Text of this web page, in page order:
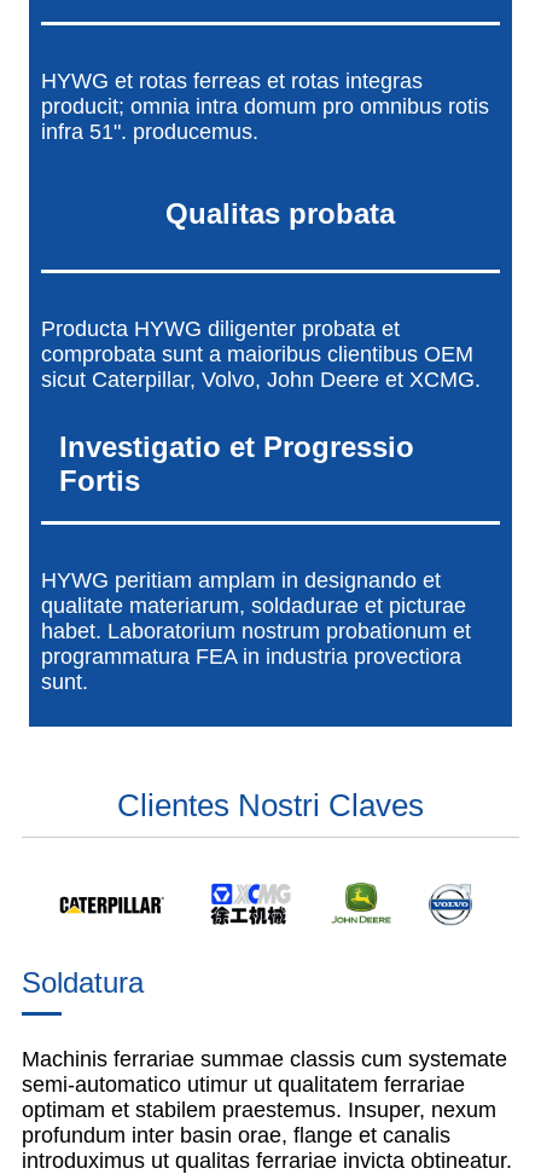
HYWG et rotas ferreas et rotas integras
producit; omnia intra domum pro omnibus rotis
infra 51". producemus.
Qualitas probata
Producta HYWG diligenter probata et
comprobata sunt a maioribus clientibus OEM
sicut Caterpillar, Volvo, John Deere et XCMG.
Investigatio et Progressio
Fortis
HYWG peritiam amplam in designando et
qualitate materiarum, soldadurae et picturae
habet. Laboratorium nostrum probationum et
programmatura FEA in industria provectiora
sunt.
Clientes Nostri Claves
Soldatura
Machinis ferrariae summae classis cum systemate
semi-automatico utimur ut qualitatem ferrariae
optimam et stabilem praestemus. Insuper, nexum
profundum inter basin orae, flange et canalis
introduximus ut qualitas ferrariae invicta obtineatur.